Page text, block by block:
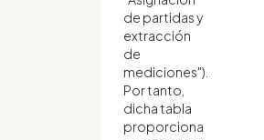
de partidas y
extracción
de
mediciones").
Por tanto,
dicha tabla
proporciona